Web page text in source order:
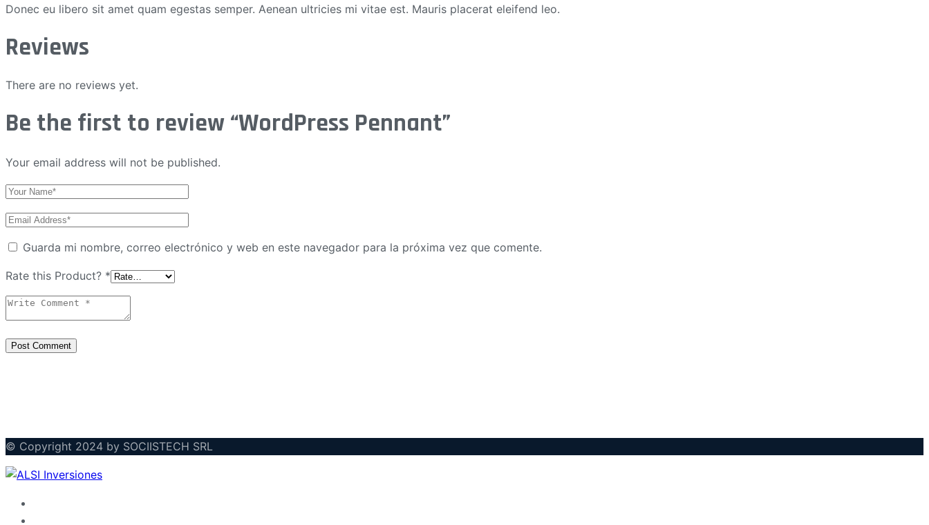
Donec eu libero sit amet quam egestas semper. Aenean ultricies mi vitae est. Mauris placerat eleifend leo.
Reviews
There are no reviews yet.
Be the first to review “WordPress Pennant”
Your email address will not be published.
Guarda mi nombre, correo electrónico y web en este navegador para la próxima vez que comente.
Rate this Product? *
Post Comment
© Copyright 2024 by SOCIISTECH SRL